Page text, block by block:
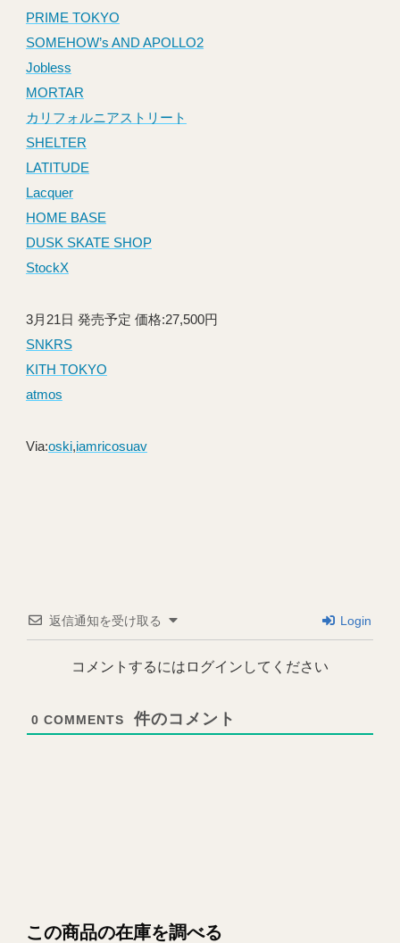
PRIME TOKYO
SOMEHOW’s AND APOLLO2
Jobless
MORTAR
カリフォルニアストリート
SHELTER
LATITUDE
Lacquer
HOME BASE
DUSK SKATE SHOP
StockX
3月21日 発売予定 価格:27,500円
SNKRS
KITH TOKYO
atmos
Via:oski,iamricosuav
この商品の在庫を調べる
返信通知を受け取る Login
コメントするにはログインしてください
0 COMMENTS